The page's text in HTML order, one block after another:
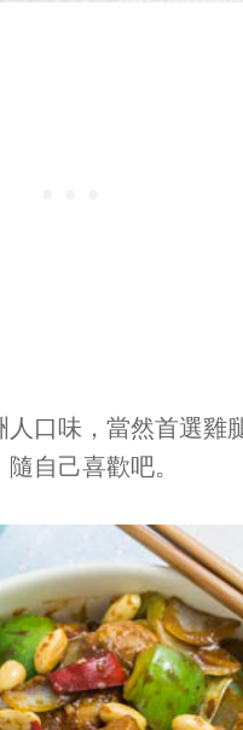
口味，當然首選雞
自己喜歡吧。